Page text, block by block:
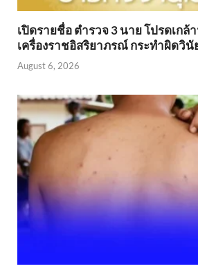
เปิดรายชื่อ ตำรวจ 3 นาย โปรดเกล้
เครื่องราชอิสริยาภรณ์ กระทำผิดวินั
August 6, 2026